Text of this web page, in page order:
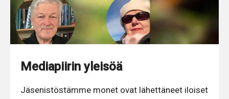
Mediapiirin yleisöä
Jäsenistöstämme monet ovat lähettäneet iloiset